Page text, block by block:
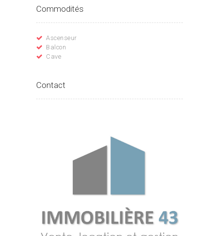
Commodités
Ascenseur
Balcon
Cave
Contact